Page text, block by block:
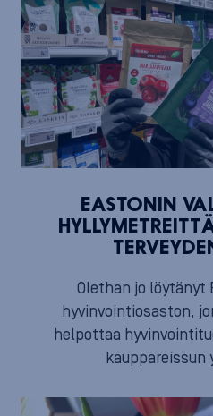
EASTONIN
Olethan jo löytänyt
hyvinvointiosaston,
helpottaa
kauppareissun